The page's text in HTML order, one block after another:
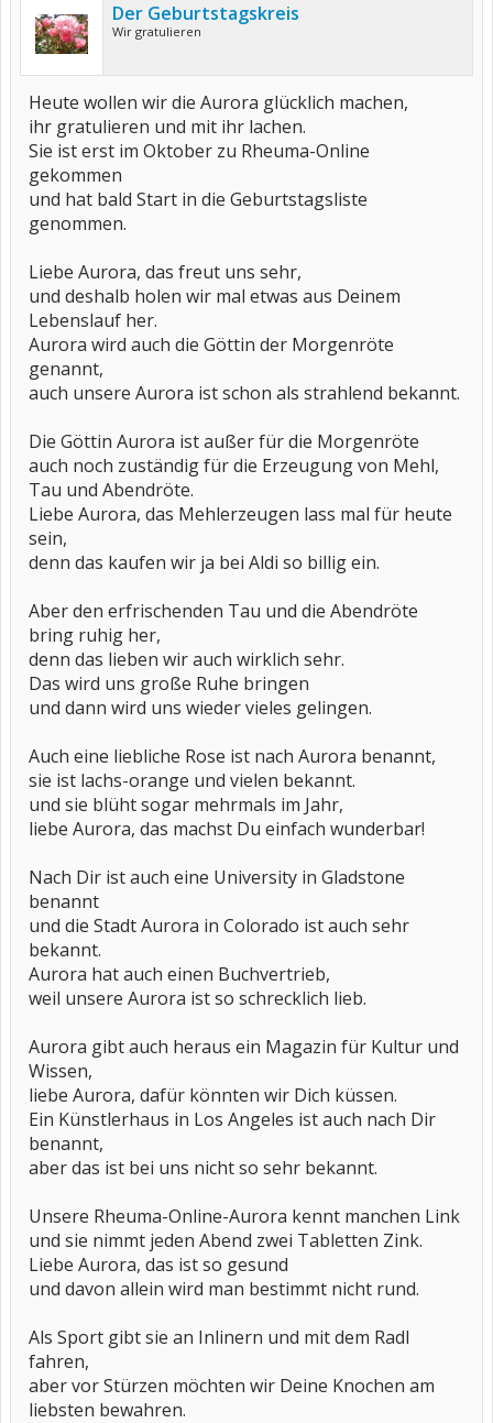
Der Geburtstagskreis
Wir gratulieren
Heute wollen wir die Aurora glücklich machen,
ihr gratulieren und mit ihr lachen.
Sie ist erst im Oktober zu Rheuma-Online
gekommen
und hat bald Start in die Geburtstagsliste
genommen.
Liebe Aurora, das freut uns sehr,
und deshalb holen wir mal etwas aus Deinem
Lebenslauf her.
Aurora wird auch die Göttin der Morgenröte
genannt,
auch unsere Aurora ist schon als strahlend bekannt.
Die Göttin Aurora ist außer für die Morgenröte
auch noch zuständig für die Erzeugung von Mehl,
Tau und Abendröte.
Liebe Aurora, das Mehlerzeugen lass mal für heute
sein,
denn das kaufen wir ja bei Aldi so billig ein.
Aber den erfrischenden Tau und die Abendröte
bring ruhig her,
denn das lieben wir auch wirklich sehr.
Das wird uns große Ruhe bringen
und dann wird uns wieder vieles gelingen.
Auch eine liebliche Rose ist nach Aurora benannt,
sie ist lachs-orange und vielen bekannt.
und sie blüht sogar mehrmals im Jahr,
liebe Aurora, das machst Du einfach wunderbar!
Nach Dir ist auch eine University in Gladstone
benannt
und die Stadt Aurora in Colorado ist auch sehr
bekannt.
Aurora hat auch einen Buchvertrieb,
weil unsere Aurora ist so schrecklich lieb.
Aurora gibt auch heraus ein Magazin für Kultur und
Wissen,
liebe Aurora, dafür könnten wir Dich küssen.
Ein Künstlerhaus in Los Angeles ist auch nach Dir
benannt,
aber das ist bei uns nicht so sehr bekannt.
Unsere Rheuma-Online-Aurora kennt manchen Link
und sie nimmt jeden Abend zwei Tabletten Zink.
Liebe Aurora, das ist so gesund
und davon allein wird man bestimmt nicht rund.
Als Sport gibt sie an Inlinern und mit dem Radl
fahren,
aber vor Stürzen möchten wir Deine Knochen am
liebsten bewahren.